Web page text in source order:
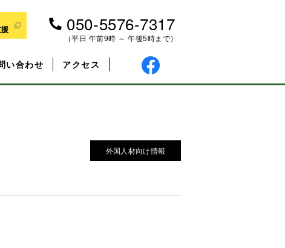
050-5576-7317
（平日 午前9時 ～ 午後5時まで）
い合わせ アクセス
外国人材向け情報